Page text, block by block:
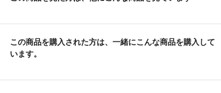
この商品を購入された方は、一緒にこんな商品を購入して
います。